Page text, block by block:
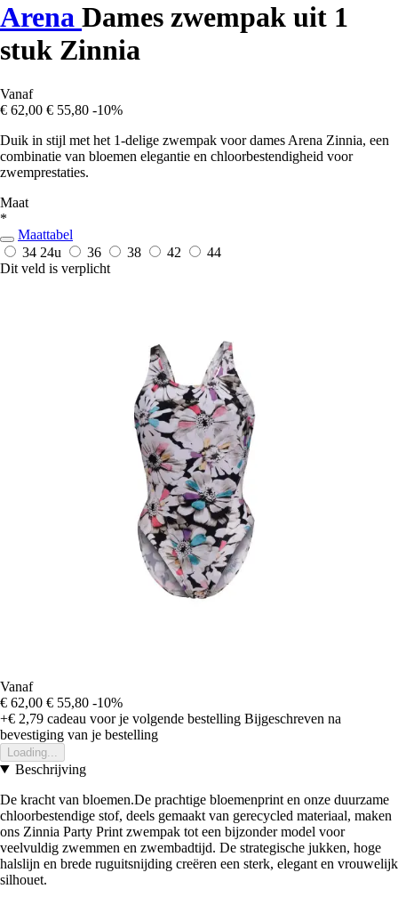
Arena Dames zwempak uit 1
stuk Zinnia
Vanaf
€ 62,00 € 55,80 -10%
Duik in stijl met het 1-delige zwempak voor dames Arena Zinnia, een
combinatie van bloemen elegantie en chloorbestendigheid voor
zwemprestaties.
Maat
*
Maattabel
34 24u 36 38 42
44
Dit veld is verplicht
Vanaf
€ 62,00 € 55,80 -10%
+€ 2,79 cadeau voor je volgende bestelling Bijgeschreven na
bevestiging van je bestelling
Loading...
Beschrijving
De kracht van bloemen.De prachtige bloemenprint en onze duurzame
chloorbestendige stof, deels gemaakt van gerecycled materiaal, maken
ons Zinnia Party Print zwempak tot een bijzonder model voor
veelvuldig zwemmen en zwembadtijd. De strategische jukken, hoge
halslijn en brede ruguitsnijding creëren een sterk, elegant en vrouwelijk
silhouet.